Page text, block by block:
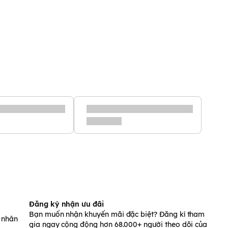
Đăng ký nhận ưu đãi
Bạn muốn nhận khuyến mãi đặc biệt? Đăng kí tham
gia ngay cộng động hơn 68.000+ người theo dõi của